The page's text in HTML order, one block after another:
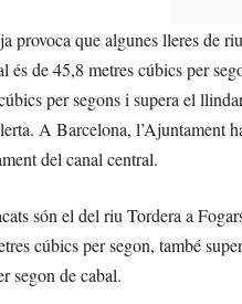
provoca que algunes lleres de
és de 45,8 metres cúbics per
per segons i supera el
A Barcelona, l’Ajuntament
del canal central.
són el del riu Tordera a
cúbics per segon, també
segon de cabal.